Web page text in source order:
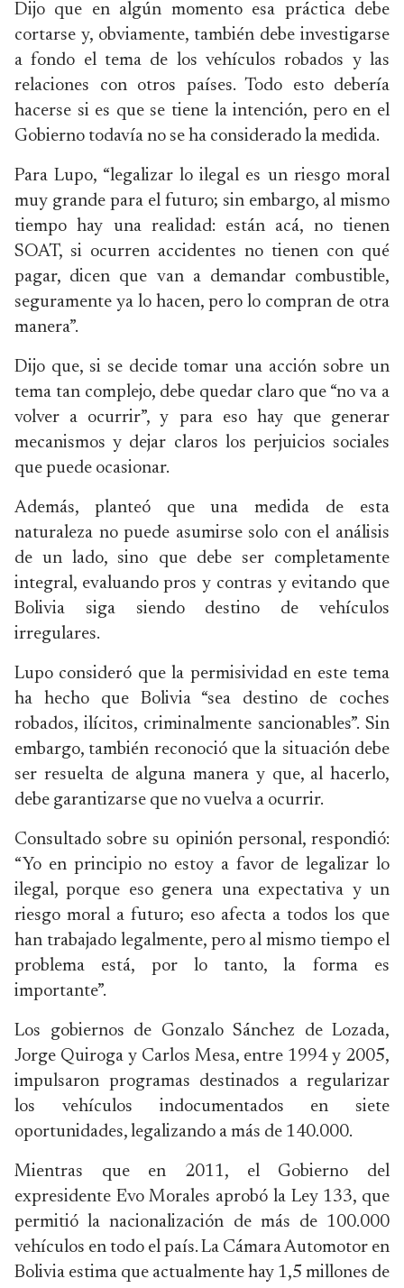
Dijo que en algún momento esa práctica debe
cortarse y, obviamente, también debe investigarse
a fondo el tema de los vehículos robados y las
relaciones con otros países. Todo esto debería
hacerse si es que se tiene la intención, pero en el
Gobierno todavía no se ha considerado la medida.
Para Lupo, “legalizar lo ilegal es un riesgo moral
muy grande para el futuro; sin embargo, al mismo
tiempo hay una realidad: están acá, no tienen
SOAT, si ocurren accidentes no tienen con qué
pagar, dicen que van a demandar combustible,
seguramente ya lo hacen, pero lo compran de otra
manera”.
Dijo que, si se decide tomar una acción sobre un
tema tan complejo, debe quedar claro que “no va a
volver a ocurrir”, y para eso hay que generar
mecanismos y dejar claros los perjuicios sociales
que puede ocasionar.
Además, planteó que una medida de esta
naturaleza no puede asumirse solo con el análisis
de un lado, sino que debe ser completamente
integral, evaluando pros y contras y evitando que
Bolivia siga siendo destino de vehículos
irregulares.
Lupo consideró que la permisividad en este tema
ha hecho que Bolivia “sea destino de coches
robados, ilícitos, criminalmente sancionables”. Sin
embargo, también reconoció que la situación debe
ser resuelta de alguna manera y que, al hacerlo,
debe garantizarse que no vuelva a ocurrir.
Consultado sobre su opinión personal, respondió:
“Yo en principio no estoy a favor de legalizar lo
ilegal, porque eso genera una expectativa y un
riesgo moral a futuro; eso afecta a todos los que
han trabajado legalmente, pero al mismo tiempo el
problema está, por lo tanto, la forma es
importante”.
Los gobiernos de Gonzalo Sánchez de Lozada,
Jorge Quiroga y Carlos Mesa, entre 1994 y 2005,
impulsaron programas destinados a regularizar
los vehículos indocumentados en siete
oportunidades, legalizando a más de 140.000.
Mientras que en 2011, el Gobierno del
expresidente Evo Morales aprobó la Ley 133, que
permitió la nacionalización de más de 100.000
vehículos en todo el país. La Cámara Automotor en
Bolivia estima que actualmente hay 1,5 millones de